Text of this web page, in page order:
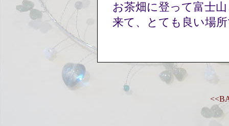
お茶畑に登って富士
来て、とても良い場